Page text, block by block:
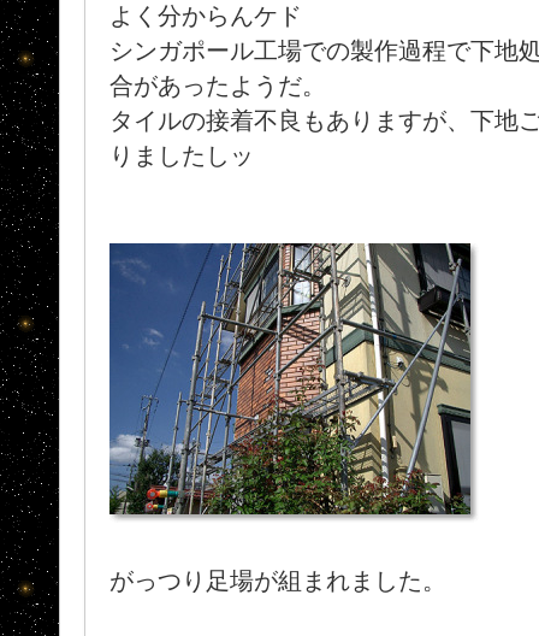
よく分からんケド
シンガポール工場での製作過程で下地
合があったようだ。
タイルの接着不良もありますが、下地
りましたしッ
がっつり足場が組まれました。